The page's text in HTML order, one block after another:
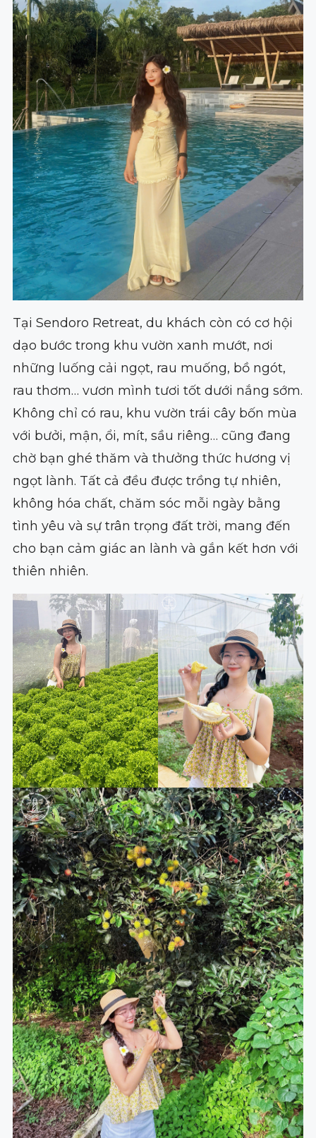
Tại Sendoro Retreat, du khách còn có cơ hội
dạo bước trong khu vườn xanh mướt, nơi
những luống cải ngọt, rau muống, bồ ngót,
rau thơm… vươn mình tươi tốt dưới nắng sớm.
Không chỉ có rau, khu vườn trái cây bốn mùa
với bưởi, mận, ổi, mít, sầu riêng… cũng đang
chờ bạn ghé thăm và thưởng thức hương vị
ngọt lành. Tất cả đều được trồng tự nhiên,
không hóa chất, chăm sóc mỗi ngày bằng
tình yêu và sự trân trọng đất trời, mang đến
cho bạn cảm giác an lành và gắn kết hơn với
thiên nhiên.